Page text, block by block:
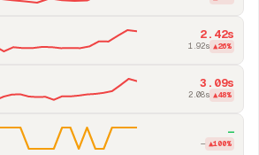
2.42s
1.92s ▲26%
3.09s
2.08s ▲48%
—
— ▲100%